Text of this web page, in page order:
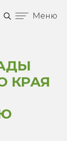
Меню
КРАЯ